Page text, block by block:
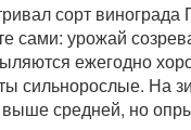
сорт
сами: урожай
ежегодно
сильнорослые. На
средней, но